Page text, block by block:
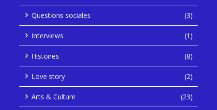
Questions sociales (3)
Interviews (1)
Histoires (8)
Love story (2)
Arts & Culture (23)